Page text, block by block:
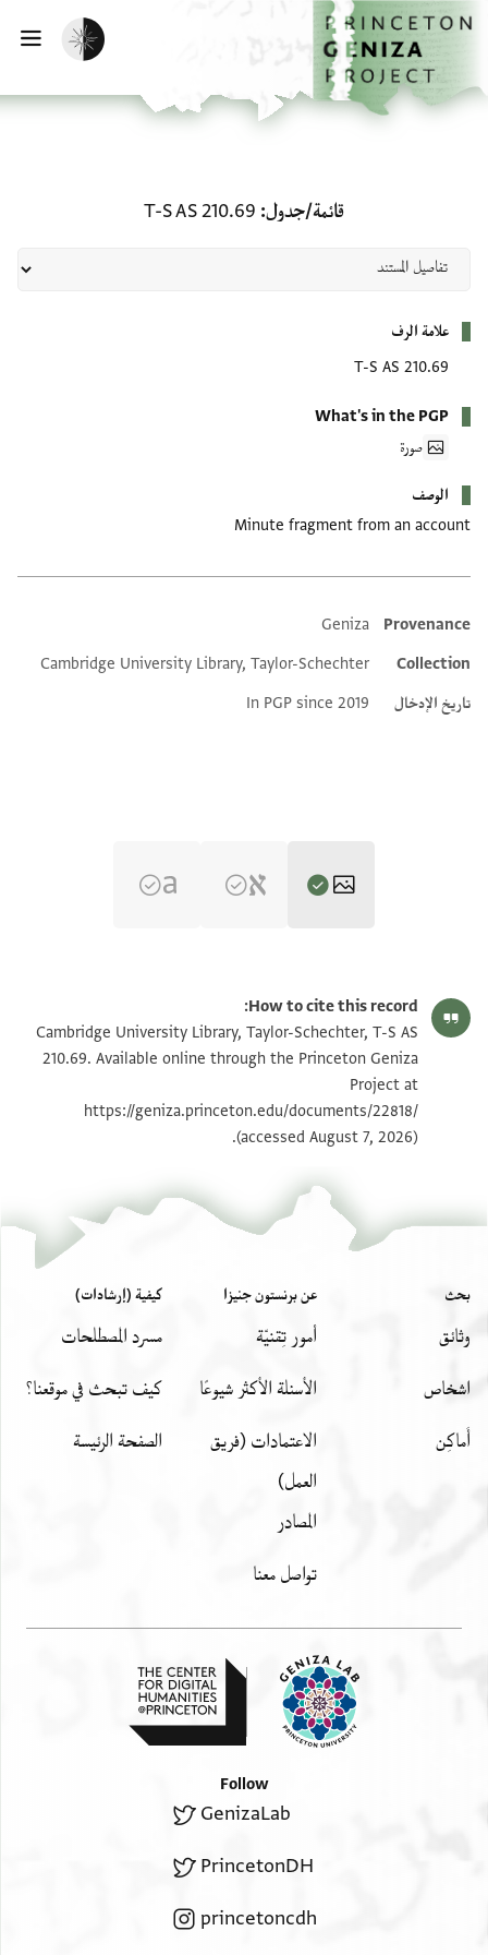
إلى المحتوى الرئيسي
الرئيسية
تفعيل الوضع المظلم
قائمة/جدول T-S AS 210.69
علامة الرف
T-S AS 210.69
What's in the PGP
صورة
الوصف
Minute fragment from an account
Additional metadata
Provenance
Geniza
Collection
Cambridge University Library, Taylor-Schechter
تاريخ الإدخال
In PGP since 2019
T-S AS 210.69 1v تكبير و تدوير
بيان أذونات الصورة
How to cite this record:
Cambridge University Library, Taylor-Schechter, T-S AS
210.69. Available online through the Princeton Geniza
Project at
https://geniza.princeton.edu/documents/22818/
(accessed August 7, 2026).
بحث
وثائق
اشخاص
أَماكِن
عن برنستون جنيزا
أمور تِقنيّة
الأسئلة الأكثر شيوعًا
الاعتمادات (فريق
العمل)
المصادر
تواصل معنا
كيفية (إرشادات)
مسرد المصطلحات
كيف تبحث في موقعنا؟
الصفحة الرئيسة
Follow
GenizaLab
PrincetonDH
princetoncdh